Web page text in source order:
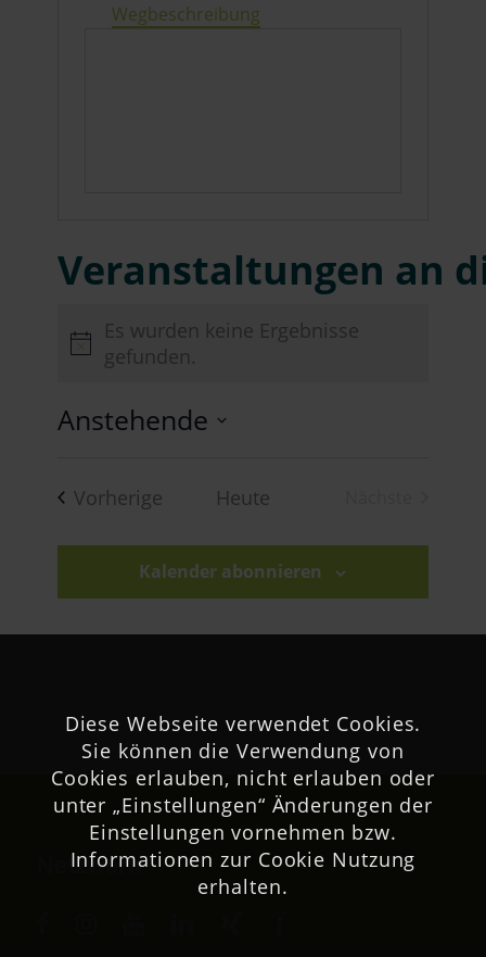
Wegbeschreibung
Veranstaltungen an
Hinweis
Es wurden keine Ergebnisse
gefunden.
Anstehende
wählen.
Vorherige Veranstaltungen
Heute
Kalender abonnieren
Netzwerk
Diese Webseite verwendet Cookies.
Sie können die Verwendung von
Cookies erlauben, nicht erlauben oder
unter „Einstellungen“ Änderungen der
Einstellungen vornehmen bzw.
Informationen zur Cookie Nutzung
erhalten.